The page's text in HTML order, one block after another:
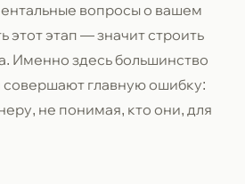
вопросы о вашем
этот этап — значит строить
Именно здесь большинство
главную ошибку:
не понимая, кто они, для